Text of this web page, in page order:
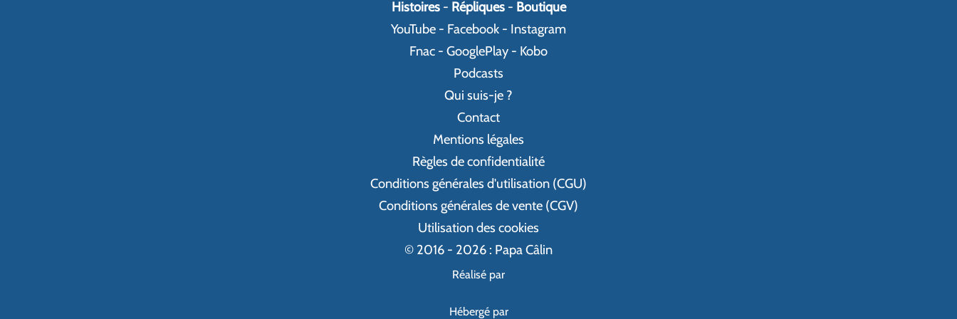
Histoires- Répliques- Boutique
YouTube - Facebook - Instagram
Fnac - GooglePlay - Kobo
Podcasts
Qui suis-je ?
Contact
Mentions légales
Règles de confidentialité
Conditions générales d'utilisation (CGU)
Conditions générales de vente (CGV)
Utilisation des cookies
© 2016 - 2026 : Papa Câlin
Réalisé par
Hébergé par